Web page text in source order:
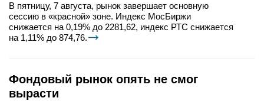
В пятницу, 7 августа, рынок завершает основную
сессию в «красной» зоне. Индекс МосБиржи
снижается на 0,19% до 2281,62, индекс РТС снижается
на 1,11% до 874,76.
Фондовый рынок опять не смог
вырасти